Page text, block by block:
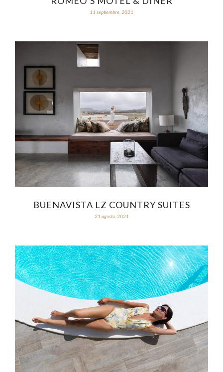
11 septiembre, 2021
BUENAVISTA LZ COUNTRY SUITES
21 agosto, 2021